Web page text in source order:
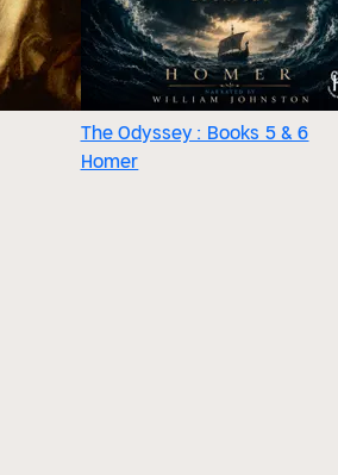
The Odyssey : Books 5 & 6
Homer